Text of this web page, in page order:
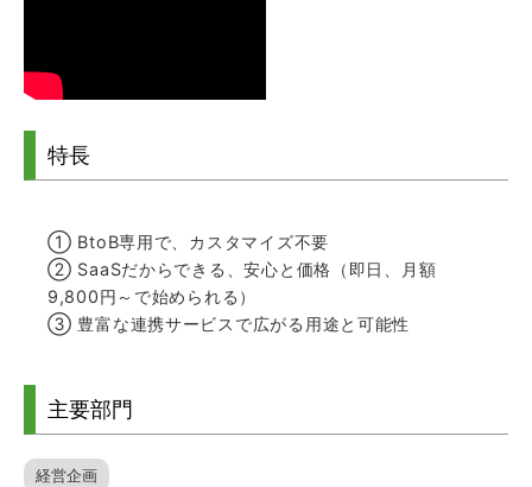
特長
① BtoB専用で、カスタマイズ不要
② SaaSだからできる、安心と価格（即日、月額
9,800円～で始められる）
③ 豊富な連携サービスで広がる用途と可能性
主要部門
経営企画